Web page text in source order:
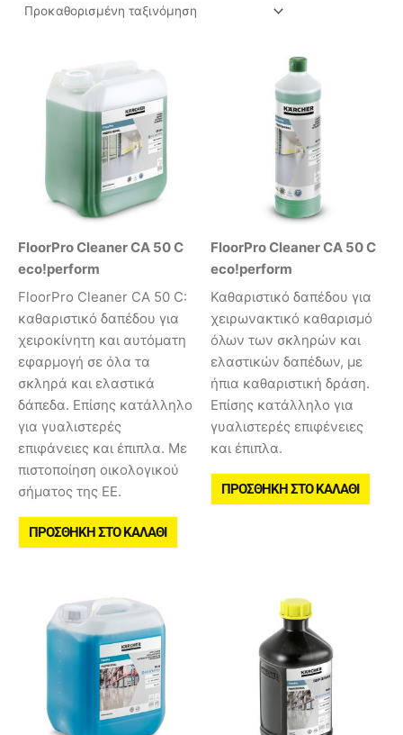
FloorPro Cleaner CA 50 C
eco!perform
FloorPro Cleaner CA 50 C:
καθαριστικό δαπέδου για
χειροκίνητη και αυτόματη
εφαρμογή σε όλα τα
σκληρά και ελαστικά
δάπεδα. Επίσης κατάλληλο
για γυαλιστερές
επιφάνειες και έπιπλα. Με
πιστοποίηση οικολογικού
σήματος της ΕΕ.
ΠΡΟΣΘΉΚΗ ΣΤΟ ΚΑΛΆΘΙ
FloorPro Cleaner CA 50 C
eco!perform
Καθαριστικό δαπέδου για
χειρωνακτικό καθαρισμό
όλων των σκληρών και
ελαστικών δαπέδων, με
ήπια καθαριστική δράση.
Επίσης κατάλληλο για
γυαλιστερές επιφένειες
και έπιπλα.
ΠΡΟΣΘΉΚΗ ΣΤΟ ΚΑΛΆΘΙ